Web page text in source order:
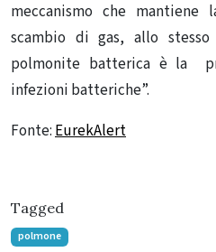
meccanismo che mantiene
scambio di gas, allo
polmonite batterica è la
infezioni batteriche”.
Fonte:EurekAlert
Tagged
polmone